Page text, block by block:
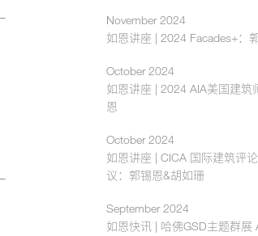
November 2024
如恩讲座 | 2024 Facades+：
October 2024
如恩讲座 | 2024 AIA美国建筑
恩
October 2024
如恩讲座 | CICA 国际建筑评
议：郭锡恩&胡如珊
September 2024
如恩快讯 | 哈佛GSD主题群展